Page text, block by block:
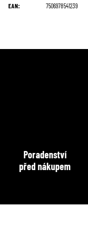
EAN: 7506978541239
Poradenství
před nákupem